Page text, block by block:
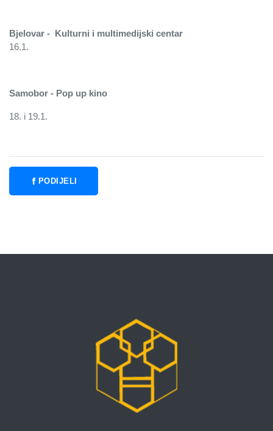
Bjelovar - Kulturni i multimedijski centar
16.1.
Samobor - Pop up kino
18. i 19.1.
PODIJELI